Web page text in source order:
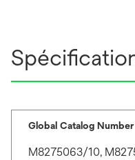
Global Catalog Number
M8275063/10,